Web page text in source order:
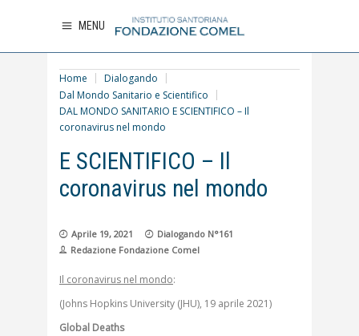
MENU
Home
Dialogando
Dal Mondo Sanitario e Scientifico
DAL MONDO SANITARIO E SCIENTIFICO – Il
coronavirus nel mondo
DAL MONDO SANITARIO
E SCIENTIFICO – Il
coronavirus nel mondo
Aprile 19, 2021
Dialogando N°161
Redazione Fondazione Comel
Il coronavirus nel mondo:
(Johns Hopkins University (JHU), 19 aprile 2021)
Global Deaths